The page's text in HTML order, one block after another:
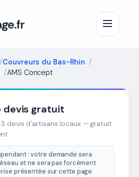
Couvreurs du Bas-Rhin
AMS Concept
devis gratuit
devis d'artisans locaux — gratuit
: votre demande sera
et ne sera pas forcément
présentée sur cette page.